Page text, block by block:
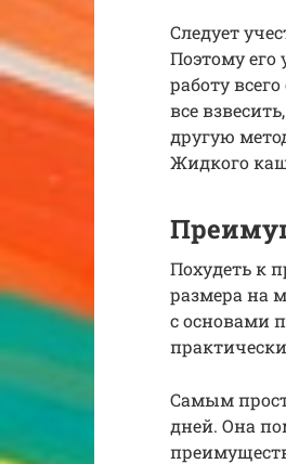
Следует
Поэтому
работу
все
другую
Жидкого
Похудеть к
размера на
с основами
Самым
дней. Она